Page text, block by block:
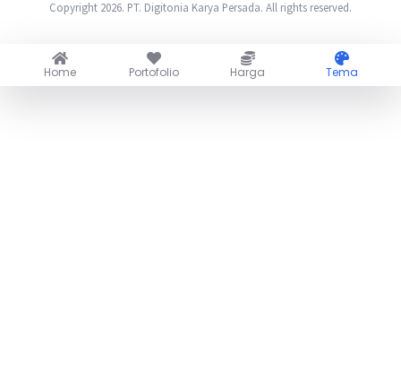
Copyright 2026. PT. Digitonia Karya Persada. All rights reserved.
Home Portofolio Harga Tema